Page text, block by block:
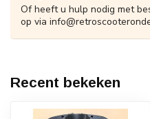
Of heeft u hulp nodig met
op via
Recent bekeken